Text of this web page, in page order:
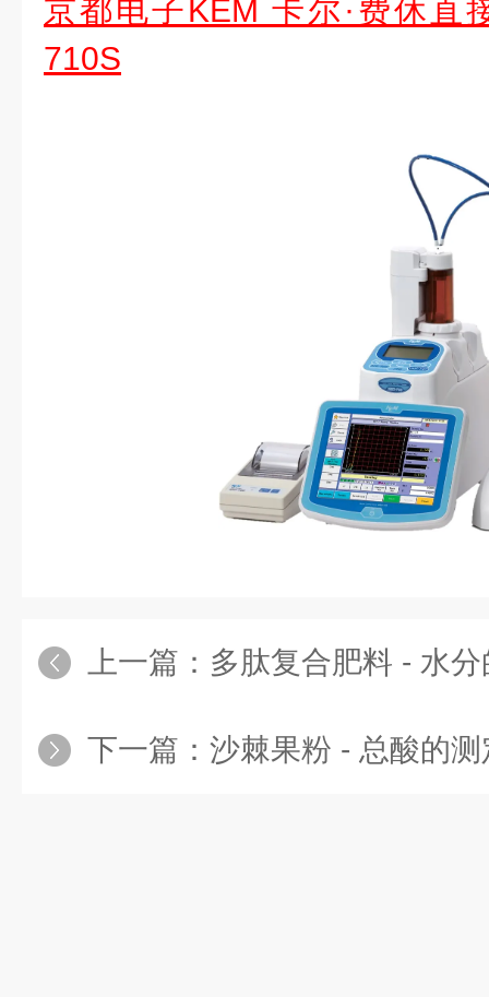
京都电子KEM 卡尔·费休直
710S
上一篇： 多肽复合肥料 - 水分的
下一篇： 沙棘果粉 - 总酸的测定、酸